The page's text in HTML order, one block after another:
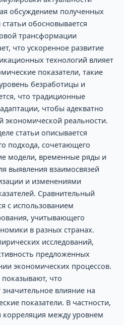
обсуждением полученных
обосновывается
трансформации
что ускоренное развитие
технологий влияет
показатели, такие
безработицы и
что традиционные
чтобы адекватно
экономической реальности.
статьи описывается
подхода, сочетающего
модели, временные ряды и
выявления взаимосвязей
и изменениями
Сравнительный
с использованием
учитывающего
в разных странах.
исследований,
предложенных
экономических процессов.
показывают, что
влияние на
показатели. В частности,
между уровнем